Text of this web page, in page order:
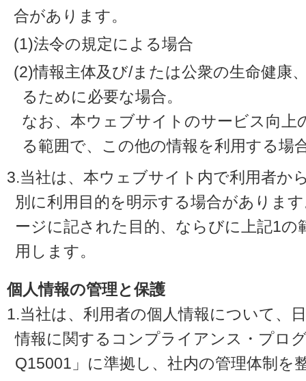
合があります。
(1)法令の規定による場合
(2)情報主体及び/または公衆の生命健康
るために必要な場合。
なお、本ウェブサイトのサービス向上
る範囲で、この他の情報を利用する場
3.当社は、本ウェブサイト内で利用者か
別に利用目的を明示する場合がありま
ージに記された目的、ならびに上記1の
用します。
個人情報の管理と保護
1.当社は、利用者の個人情報について、
情報に関するコンプライアンス・プロ
Q15001」に準拠し、社内の管理体制を